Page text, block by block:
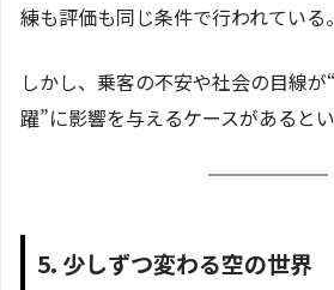
練も評価も同じ条件で行われている。
しかし、乗客の不安や社会の目線
躍”に影響を与えるケースがあると
5. 少しずつ変わる空の世界